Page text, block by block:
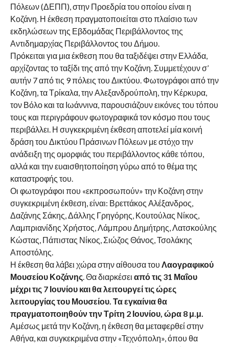
Πόλεων (ΔΕΠΠ), στην Προεδρία του οποίου είναι η
Κοζάνη. Η έκθεση πραγματοποιείται στο πλαίσιο των
εκδηλώσεων της Εβδομάδας Περιβάλλοντος της
Αντιδημαρχίας Περιβάλλοντος του Δήμου.
Πρόκειται για μια έκθεση που θα ταξιδέψει στην Ελλάδα,
αρχίζοντας το ταξίδι της από την Κοζάνη. Συμμετέχουν σ’
αυτήν 7 από τις 9 πόλεις του Δικτύου. Φωτογράφοι από την
Κοζάνη, τα Τρίκαλα, την Αλεξανδρούπολη, την Κέρκυρα,
τον Βόλο και τα Ιωάννινα, παρουσιάζουν εικόνες του τόπου
τους και περιγράφουν φωτογραφικά τον κόσμο που τους
περιβάλλει. Η συγκεκριμένη έκθεση αποτελεί μία κοινή
δράση του Δικτύου Πράσινων Πόλεων με στόχο την
ανάδειξη της ομορφιάς του περιβάλλοντος κάθε τόπου,
αλλά και την ευαισθητοποίηση γύρω από το θέμα της
καταστροφής του.
Οι φωτογράφοι που «εκπροσωπούν» την Κοζάνη στην
συγκεκριμένη έκθεση, είναι: Βρεττάκος Αλέξανδρος,
Δαζάνης Σάκης, Δάλλης Γρηγόρης, Κουτούλας Νίκος,
Λαμπριανίδης Χρήστος, Λάμπρου Δημήτρης, Λατσκούλης
Κώστας, Πάπιστας Νίκος, Σιώζος Θάνος, Τσολάκης
Αποστόλης.
Η έκθεση θα λάβει χώρα στην αίθουσα του Λαογραφικού
Μουσείου Κοζάνης. Θα διαρκέσει από τις 31 Μαΐου
μέχρι τις 7 Ιουνίου και θα λειτουργεί τις ώρες
λειτουργίας του Μουσείου. Τα εγκαίνια θα
πραγματοποιηθούν την Τρίτη 2 Ιουνίου, ώρα 8 μ.μ.
Αμέσως μετά την Κοζάνη, η έκθεση θα μεταφερθεί στην
Αθήνα, και συγκεκριμένα στην «Τεχνόπολη», όπου θα